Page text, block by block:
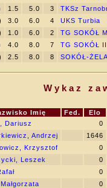
1.5 5.0 3
TKSz
3.0 6.0 4
UKS Turbia
1.0 6.0 2
TG SOKÓŁ
4.0 8.0 7
TG SOKÓŁ
2.5 8.0 8 SOKÓŁ-
Wykaz
Imię Fed.
Elo
Dariusz
0
Andrzej
1646
Krzysztof
0
Leszek
0
0
0